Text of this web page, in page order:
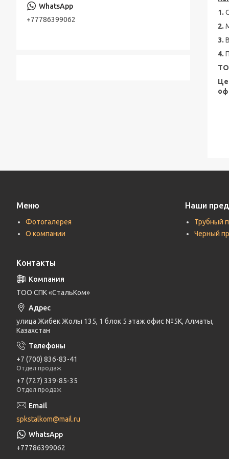
1.
2.
3.
4.
Стальная лента
Консольно-моноблочные насосы
Шестерённые насосы
+77786399062
Меню
Фотогалерея
О компании
Наши
Трубный
Черный
Контакты
ТОО СПК «СтальКом»
улица Жибек Жолы 135, 1 блок 5 этаж офис №5К, Алматы,
Казахстан
+7 (700) 836-83-41
Отдел продаж
+7 (727) 339-85-35
Отдел продаж
spkstalkom@mail.ru
+77786399062